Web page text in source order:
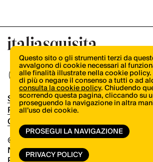
© Copyright 2026.Vertical.it
N.ro Iscrizione ROC 32504
Shop
Pubblicità
Contatti
Questo sito o gli strumenti terzi da
avvalgono di cookie necessari al
alle finalità illustrate nella cookie policy.
di più o negare il consenso a tutti o ad
consulta la cookie policy. Chiudendo
scorrendo questa pagina, cliccando su
proseguendo la navigazione in altra
all’uso dei cookie.
PROSEGUI LA NAVIGAZIONE
PRIVACY POLICY